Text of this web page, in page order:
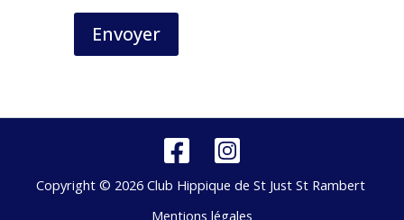
Envoyer
Copyright © 2026 Club Hippique de St Just St Rambert
Mentions légales